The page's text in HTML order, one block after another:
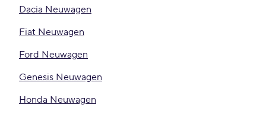
Dacia Neuwagen
Fiat Neuwagen
Ford Neuwagen
Genesis Neuwagen
Honda Neuwagen